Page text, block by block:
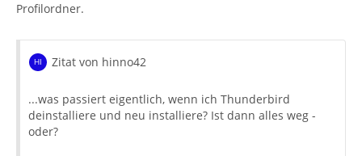
Profilordner.
Zitat von hinno42
...was passiert eigentlich, wenn ich Thunderbird
deinstalliere und neu installiere? Ist dann alles weg -
oder?